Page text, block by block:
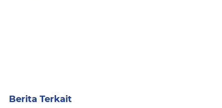
Berita Terkait